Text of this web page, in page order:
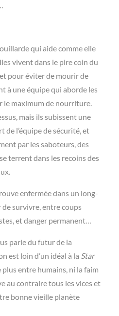
qui aide comme elle
vivent dans le pire coin du
pour éviter de mourir de
à une équipe qui aborde les
le maximum de nourriture.
mais ils subissent une
de l’équipe de sécurité, et
par les saboteurs, des
terrent dans les recoins des
enfermée dans un long-
survivre, entre coups
et danger permanent…
parle du futur de la
est loin d’un idéal à la Star
plus entre humains, ni la faim
au contraire tous les vices et
bonne vieille planète